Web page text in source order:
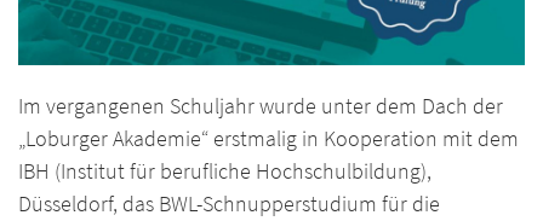
Im vergangenen Schuljahr wurde unter dem Dach der
„Loburger Akademie“ erstmalig in Kooperation mit dem
IBH (Institut für berufliche Hochschulbildung),
Düsseldorf, das BWL-Schnupperstudium für die